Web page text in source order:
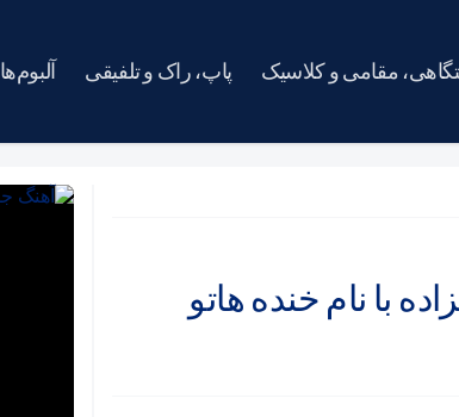
مقامی و کلاسیک پاپ، راک و تلفیقی آلبوم‌ها
با نام خنده هاتو